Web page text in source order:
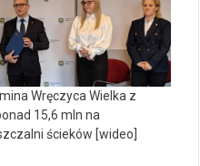
Wręczyca Wielka z
15,6 mln na
ścieków [wideo]